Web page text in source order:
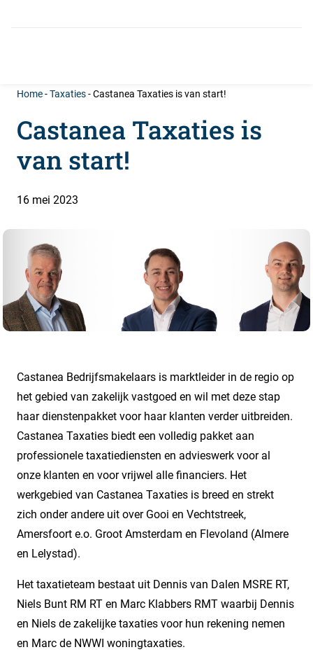
Home-Taxaties-Castanea Taxaties is van start!
Castanea Taxaties is
van start!
16 mei 2023
Castanea Bedrijfsmakelaars is marktleider in de regio op
het gebied van zakelijk vastgoed en wil met deze stap
haar dienstenpakket voor haar klanten verder uitbreiden.
Castanea Taxaties biedt een volledig pakket aan
professionele taxatiediensten en advieswerk voor al
onze klanten en voor vrijwel alle financiers. Het
werkgebied van Castanea Taxaties is breed en strekt
zich onder andere uit over Gooi en Vechtstreek,
Amersfoort e.o. Groot Amsterdam en Flevoland (Almere
en Lelystad).
Het taxatieteam bestaat uit Dennis van Dalen MSRE RT,
Niels Bunt RM RT en Marc Klabbers RMT waarbij Dennis
en Niels de zakelijke taxaties voor hun rekening nemen
en Marc de NWWI woningtaxaties.